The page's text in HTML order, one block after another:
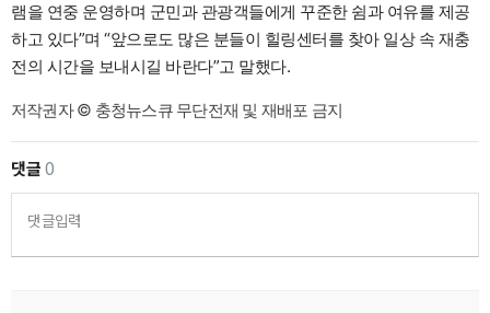
램을 연중 운영하며 군민과 관광객들에게 꾸준한 쉼과 여유를 제공
하고 있다”며 “앞으로도 많은 분들이 힐링센터를 찾아 일상 속 재충
전의 시간을 보내시길 바란다”고 말했다.
저작권자 © 충청뉴스큐 무단전재 및 재배포 금지
댓글0
댓글입력